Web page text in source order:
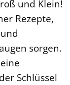
und Klein!
Rezepte,
sorgen.
Schlüssel